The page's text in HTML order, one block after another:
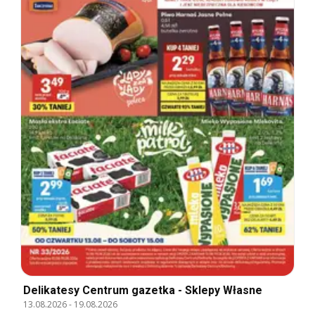
Delikatesy Centrum gazetka - Sklepy Własne
13.08.2026- 19.08.2026